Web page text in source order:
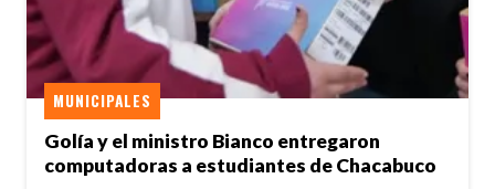
Golía y el ministro Bianco entregaron
computadoras a estudiantes de Chacabuco
MUNICIPALES